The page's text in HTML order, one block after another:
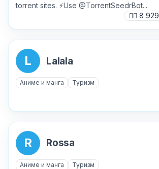
torrent sites. ⚡️Use @TorrentSeedrBot...
🙍‍♂️ 8 929
L Lalala
Аниме и манга Туризм
R Rossa
Аниме и манга Туризм